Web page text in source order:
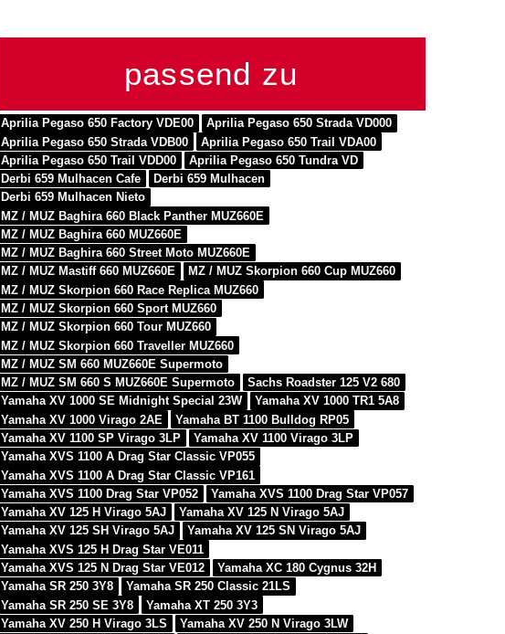
passend zu
Aprilia Pegaso 650 Factory VDE00
Aprilia Pegaso 650 Strada VD000
Aprilia Pegaso 650 Strada VDB00
Aprilia Pegaso 650 Trail VDA00
Aprilia Pegaso 650 Trail VDD00
Aprilia Pegaso 650 Tundra VD
Derbi 659 Mulhacen Cafe
Derbi 659 Mulhacen
Derbi 659 Mulhacen Nieto
MZ / MUZ Baghira 660 Black Panther MUZ660E
MZ / MUZ Baghira 660 MUZ660E
MZ / MUZ Baghira 660 Street Moto MUZ660E
MZ / MUZ Mastiff 660 MUZ660E
MZ / MUZ Skorpion 660 Cup MUZ660
MZ / MUZ Skorpion 660 Race Replica MUZ660
MZ / MUZ Skorpion 660 Sport MUZ660
MZ / MUZ Skorpion 660 Tour MUZ660
MZ / MUZ Skorpion 660 Traveller MUZ660
MZ / MUZ SM 660 MUZ660E Supermoto
MZ / MUZ SM 660 S MUZ660E Supermoto
Sachs Roadster 125 V2 680
Yamaha XV 1000 SE Midnight Special 23W
Yamaha XV 1000 TR1 5A8
Yamaha XV 1000 Virago 2AE
Yamaha BT 1100 Bulldog RP05
Yamaha XV 1100 SP Virago 3LP
Yamaha XV 1100 Virago 3LP
Yamaha XVS 1100 A Drag Star Classic VP055
Yamaha XVS 1100 A Drag Star Classic VP161
Yamaha XVS 1100 Drag Star VP052
Yamaha XVS 1100 Drag Star VP057
Yamaha XV 125 H Virago 5AJ
Yamaha XV 125 N Virago 5AJ
Yamaha XV 125 SH Virago 5AJ
Yamaha XV 125 SN Virago 5AJ
Yamaha XVS 125 H Drag Star VE011
Yamaha XVS 125 N Drag Star VE012
Yamaha XC 180 Cygnus 32H
Yamaha SR 250 3Y8
Yamaha SR 250 Classic 21LS
Yamaha SR 250 SE 3Y8
Yamaha XT 250 3Y3
Yamaha XV 250 H Virago 3LS
Yamaha XV 250 N Virago 3LW